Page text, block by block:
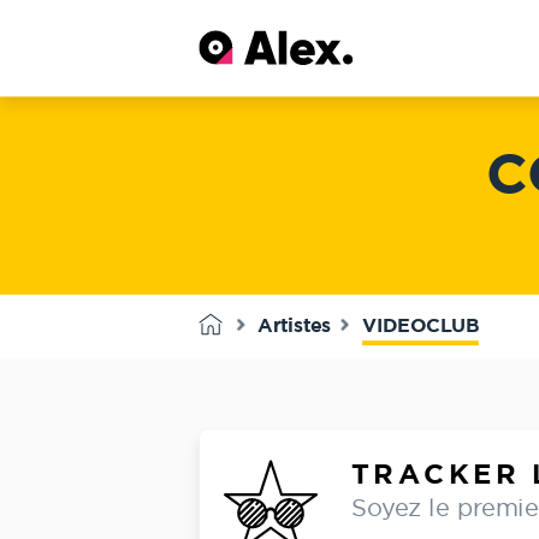
Artistes VIDEOCLUB
TRACKER
Soyez le